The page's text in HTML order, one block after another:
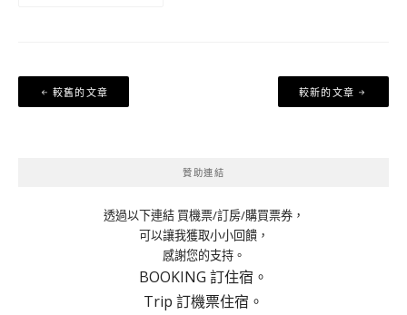
文
章
較舊的文章 較新的文章
贊助連結
透過以下連結 買機票/訂房/購買票券，
可以讓我獲取小小回饋，
感謝您的支持。
BOOKING 訂住宿。
Trip 訂機票住宿。